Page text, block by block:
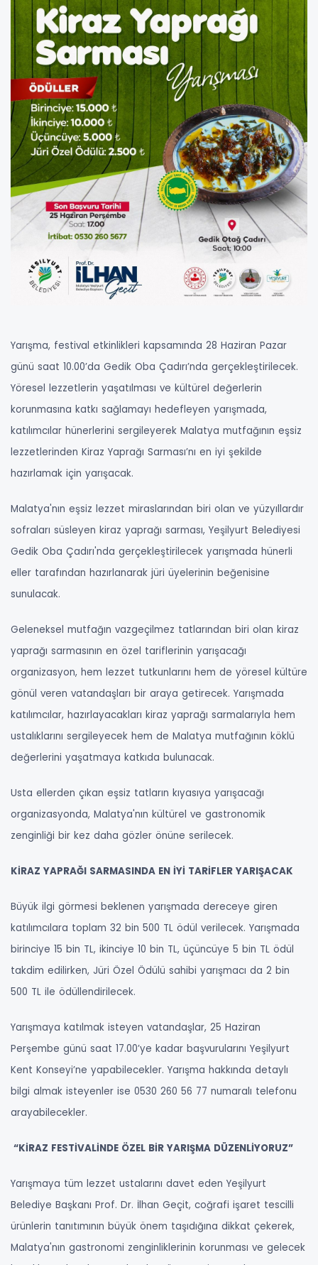
Yarışma, festival etkinlikleri kapsamında 28 Haziran Pazar
günü saat 10.00’da Gedik Oba Çadırı’nda gerçekleştirilecek.
Yöresel lezzetlerin yaşatılması ve kültürel değerlerin
korunmasına katkı sağlamayı hedefleyen yarışmada,
katılımcılar hünerlerini sergileyerek Malatya mutfağının eşsiz
lezzetlerinden Kiraz Yaprağı Sarması’nı en iyi şekilde
hazırlamak için yarışacak.
Malatya'nın eşsiz lezzet miraslarından biri olan ve yüzyıllardır
sofraları süsleyen kiraz yaprağı sarması, Yeşilyurt Belediyesi
Gedik Oba Çadırı'nda gerçekleştirilecek yarışmada hünerli
eller tarafından hazırlanarak jüri üyelerinin beğenisine
sunulacak.
Geleneksel mutfağın vazgeçilmez tatlarından biri olan kiraz
yaprağı sarmasının en özel tariflerinin yarışacağı
organizasyon, hem lezzet tutkunlarını hem de yöresel kültüre
gönül veren vatandaşları bir araya getirecek. Yarışmada
katılımcılar, hazırlayacakları kiraz yaprağı sarmalarıyla hem
ustalıklarını sergileyecek hem de Malatya mutfağının köklü
değerlerini yaşatmaya katkıda bulunacak.
Usta ellerden çıkan eşsiz tatların kıyasıya yarışacağı
organizasyonda, Malatya'nın kültürel ve gastronomik
zenginliği bir kez daha gözler önüne serilecek.
KİRAZ YAPRAĞI SARMASINDA EN İYİ TARİFLER YARIŞACAK
Büyük ilgi görmesi beklenen yarışmada dereceye giren
katılımcılara toplam 32 bin 500 TL ödül verilecek. Yarışmada
birinciye 15 bin TL, ikinciye 10 bin TL, üçüncüye 5 bin TL ödül
takdim edilirken, Jüri Özel Ödülü sahibi yarışmacı da 2 bin
500 TL ile ödüllendirilecek.
Yarışmaya katılmak isteyen vatandaşlar, 25 Haziran
Perşembe günü saat 17.00’ye kadar başvurularını Yeşilyurt
Kent Konseyi’ne yapabilecekler. Yarışma hakkında detaylı
bilgi almak isteyenler ise 0530 260 56 77 numaralı telefonu
arayabilecekler.
“KİRAZ FESTİVALİNDE ÖZEL BİR YARIŞMA DÜZENLİYORUZ”
Yarışmaya tüm lezzet ustalarını davet eden Yeşilyurt
Belediye Başkanı Prof. Dr. İlhan Geçit, coğrafi işaret tescilli
ürünlerin tanıtımının büyük önem taşıdığına dikkat çekerek,
Malatya'nın gastronomi zenginliklerinin korunması ve gelecek